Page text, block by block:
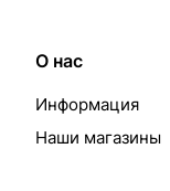
О нас
Информация
Наши магазины